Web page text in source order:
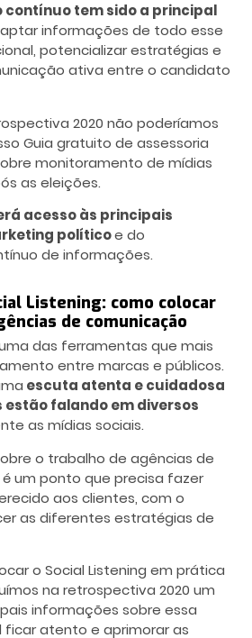
contínuo tem sido a principal
informações de todo esse
potencializar estratégias e
ativa entre o candidato
2020 não poderíamos
Guia gratuito de assessoria
monitoramento de mídias
as eleições.
acesso às principais
políticoe do
de informações.
Listening: como colocar
de comunicação
das ferramentas que mais
entre marcas e públicos.
escuta atenta e cuidadosa
estão falando em diversos
as mídias sociais.
o trabalho de agências de
um ponto que precisa fazer
aos clientes, com o
as diferentes estratégias de
o Social Listening em prática
na retrospectiva 2020 um
informações sobre essa
atento e aprimorar as